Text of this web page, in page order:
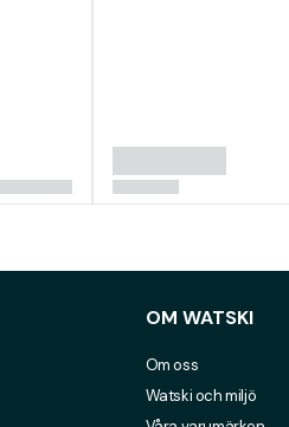
OM WATSKI
Om oss
Watski och miljö